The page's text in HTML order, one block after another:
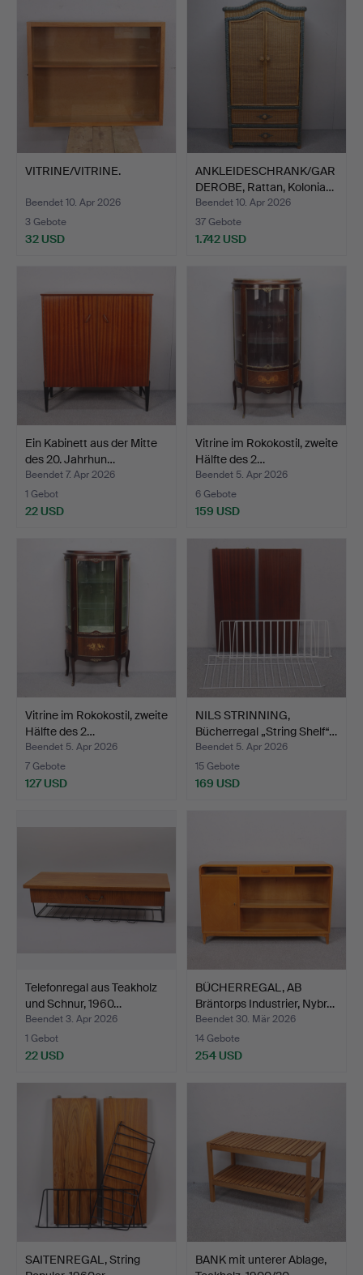
VITRINE/VITRINE.
Beendet 10. Apr 2026
3 Gebote
32 USD
ANKLEIDESCHRANK/GAR
DEROBE, Rattan, Kolonia…
Beendet 10. Apr 2026
37 Gebote
1.742 USD
Ein Kabinett aus der Mitte
des 20. Jahrhun…
Beendet 7. Apr 2026
1 Gebot
22 USD
Vitrine im Rokokostil, zweite
Hälfte des 2…
Beendet 5. Apr 2026
6 Gebote
159 USD
Vitrine im Rokokostil, zweite
Hälfte des 2…
Beendet 5. Apr 2026
7 Gebote
127 USD
NILS STRINNING,
Bücherregal „String Shelf“…
Beendet 5. Apr 2026
15 Gebote
169 USD
Telefonregal aus Teakholz
und Schnur, 1960…
Beendet 3. Apr 2026
1 Gebot
22 USD
BÜCHERREGAL, AB
Bräntorps Industrier, Nybr…
Beendet 30. Mär 2026
14 Gebote
254 USD
SAITENREGAL, String
BANK mit unterer Ablage,